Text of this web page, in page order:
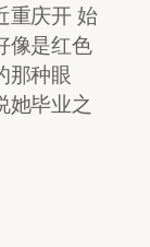
重庆开 始
像是红色
那种眼
她毕业之